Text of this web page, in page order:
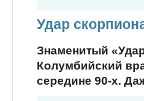
Удар
Знаменитый
Колумбийский
середине 90-х.